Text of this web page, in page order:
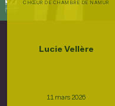
CHŒUR DE CHAMBRE DE NAMUR
Lucie Vellère
11 mars 2026